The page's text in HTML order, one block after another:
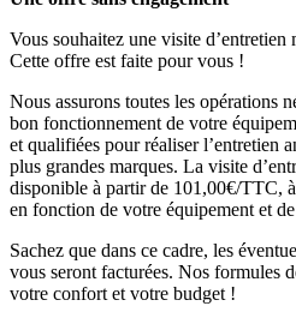
Vous souhaitez une visite d’entretien
Cette offre est faite pour vous !
Nous assurons toutes les opérations
bon fonctionnement de votre
et qualifiées pour réaliser l’entretien
plus grandes marques. La visite
disponible à partir de 101,00€/TTC,
en fonction de votre équipement et
Sachez que dans ce cadre, les
vous seront facturées. Nos formules
votre confort et votre budget !